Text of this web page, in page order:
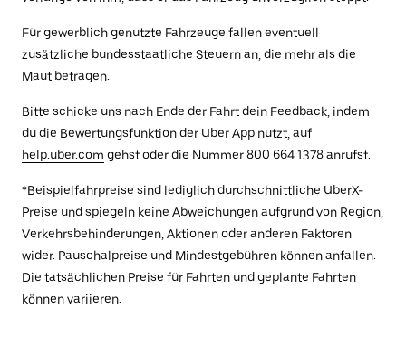
Für gewerblich genutzte Fahrzeuge fallen eventuell
zusätzliche bundesstaatliche Steuern an, die mehr als die
Maut betragen.
Bitte schicke uns nach Ende der Fahrt dein Feedback, indem
du die Bewertungsfunktion der Uber App nutzt, auf
help.uber.com gehst oder die Nummer 800 664 1378 anrufst.
*Beispielfahrpreise sind lediglich durchschnittliche UberX-
Preise und spiegeln keine Abweichungen aufgrund von Region,
Verkehrsbehinderungen, Aktionen oder anderen Faktoren
wider. Pauschalpreise und Mindestgebühren können anfallen.
Die tatsächlichen Preise für Fahrten und geplante Fahrten
können variieren.